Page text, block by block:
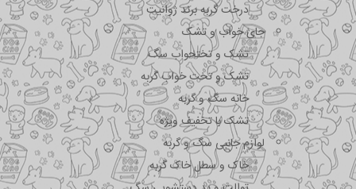
درخت گربه برند ژوانیت
جای خواب و تشک
تشک و تختحواب سگ
تشک و تخت خواب گربه
خانه سگ و گربه
تشک با تخفیف ویژه
لوازم جانبی سگ و گربه
خاک و سطل خاک گربه